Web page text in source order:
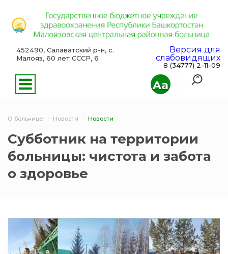
Aa
452490, Салаватский р-н, с.
Малояз, 60 лет СССР, 6
Версия для
слабовидящих
8 (34777) 2-11-09
О больнице Новости Новости
Субботник на территории
больницы: чистота и забота
о здоровье